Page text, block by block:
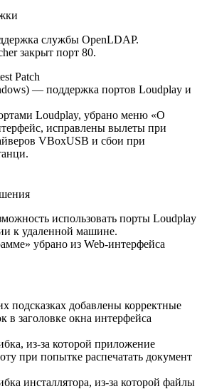
службы OpenLDAP.
закрыт порт 80.
Patch
— поддержка портов Loudplay и
Loudplay, убрано меню «О
исправлены вылеты при
VBoxUSB и сбои при
использовать порты Loudplay
к удаленной машине.
убрано из Web-интерфейса
подсказках добавлены корректные
в заголовке окна интерфейса
из-за которой приложение
при попытке распечатать документ
инсталлятора, из-за которой файлы